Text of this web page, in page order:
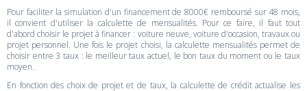
Pour faciliter la simulation d'un financement de 8000€ remboursé sur 48 mois,
il convient d'utiliser la calculette de mensualités. Pour ce faire, il faut tout
d'abord choisir le projet à financer : voiture neuve, voiture d'occasion, travaux ou
projet personnel. Une fois le projet choisi, la calculette mensualités permet de
choisir entre 3 taux : le meilleur taux actuel, le bon taux du moment ou le taux
moyen.
En fonction des choix de projet et de taux, la calculette de crédit actualise les